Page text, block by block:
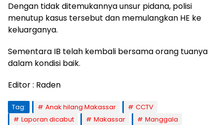
Dengan tidak ditemukannya unsur pidana, polisi
menutup kasus tersebut dan memulangkan HE ke
keluarganya.
Sementara IB telah kembali bersama orang tuanya
dalam kondisi baik.
Editor : Raden
Tag: Anak hilang Makassar
CCTV
Laporan dicabut
Makassar
Manggala